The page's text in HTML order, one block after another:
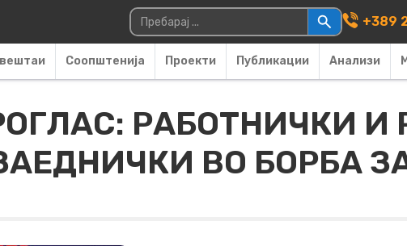
Main
Пребарувај за: +389
Соопштенија Проекти Публикации Анализи
РАБОТНИЧКИ И
ВО БОРБА